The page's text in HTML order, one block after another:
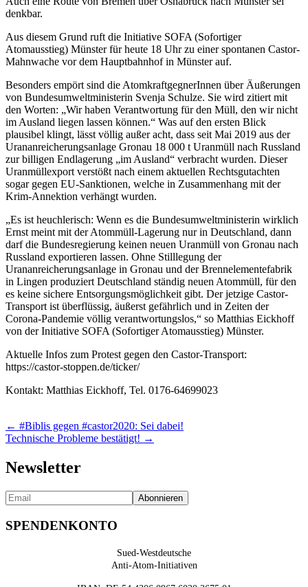
denkbar.
Aus diesem Grund ruft die Initiative SOFA (Sofortiger
Atomausstieg) Münster für heute 18 Uhr zu einer spontanen Castor-
Mahnwache vor dem Hauptbahnhof in Münster auf.
Besonders empört sind die AtomkraftgegnerInnen über Äußerungen
von Bundesumweltministerin Svenja Schulze. Sie wird zitiert mit
den Worten: „Wir haben Verantwortung für den Müll, den wir nicht
im Ausland liegen lassen können.“ Was auf den ersten Blick
plausibel klingt, lässt völlig außer acht, dass seit Mai 2019 aus der
Urananreicherungsanlage Gronau 18 000 t Uranmüll nach Russland
zur billigen Endlagerung „im Ausland“ verbracht wurden. Dieser
Uranmüllexport verstößt nach einem aktuellen Rechtsgutachten
sogar gegen EU-Sanktionen, welche in Zusammenhang mit der
Krim-Annektion verhängt wurden.
„Es ist heuchlerisch: Wenn es die Bundesumweltministerin wirklich
Ernst meint mit der Atommüll-Lagerung nur in Deutschland, dann
darf die Bundesregierung keinen neuen Uranmüll von Gronau nach
Russland exportieren lassen. Ohne Stilllegung der
Urananreicherungsanlage in Gronau und der Brennelementefabrik
in Lingen produziert Deutschland ständig neuen Atommüll, für den
es keine sichere Entsorgungsmöglichkeit gibt. Der jetzige Castor-
Transport ist überflüssig, äußerst gefährlich und in Zeiten der
Corona-Pandemie völlig verantwortungslos,“ so Matthias Eickhoff
von der Initiative SOFA (Sofortiger Atomausstieg) Münster.
Aktuelle Infos zum Protest gegen den Castor-Transport:
https://castor-stoppen.de/ticker/
Kontakt: Matthias Eickhoff, Tel. 0176-64699023
Posts
navigation
← #Biblis gegen #castor2020: Sei dabei!
Technische Probleme bestätigt! →
Newsletter
SPENDENKONTO
Sued-Westdeutsche
Anti-Atom-Initiativen